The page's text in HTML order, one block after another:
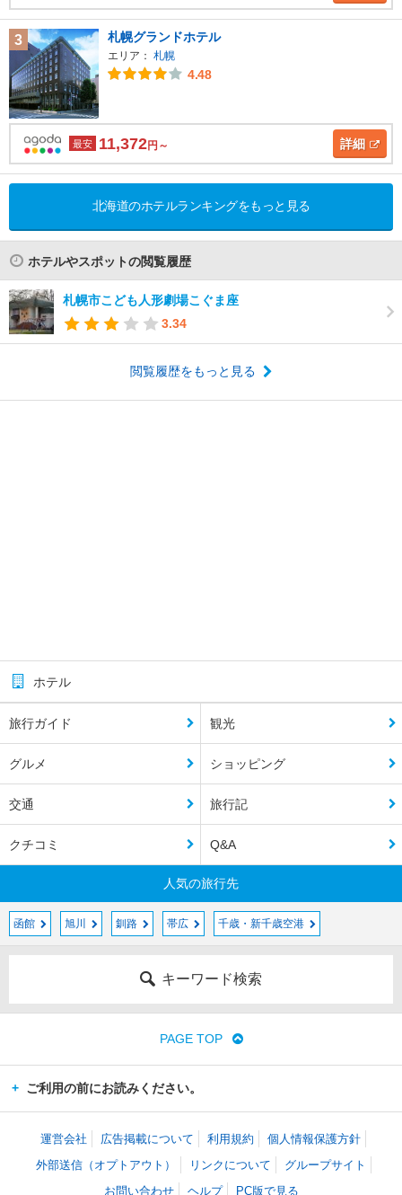
3 札幌グランドホテル
エリア： 札幌
4.48
最安 11,372円～ 詳細
北海道のホテルランキングをもっと見る
ホテルやスポットの閲覧履歴
札幌市こども人形劇場こぐま座
3.34
閲覧履歴をもっと見る
ホテル
旅行ガイド 観光
グルメ ショッピング
交通 旅行記
クチコミ Q&A
人気の旅行先
函館 旭川 釧路 帯広 千歳・新千歳空港
キーワード検索
PAGE TOP
ご利用の前にお読みください。
運営会社 広告掲載について 利用規約
個人情報保護方針
外部送信（オプトアウト）
リンクについて
グループサイト
お問い合わせ
ヘルプ PC版で見る